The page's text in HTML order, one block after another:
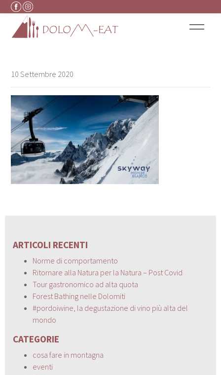
Vai al contenuto
10 Settembre 2020
ARTICOLI RECENTI
Norme di comportamento
Ritornare alla Natura per la Natura – Post Covid
Tour gastronomico ad alta quota
Forest Bathing nelle Dolomiti
#pordoiwine, la degustazione di vino più alta del
mondo
CATEGORIE
cosa fare in montagna
eventi